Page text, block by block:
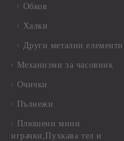
Обков
Халки
Други метални елементи
Механизми за часовник
Очички
Пълнежи
Плюшени мини
играчки,Пухкава тел и